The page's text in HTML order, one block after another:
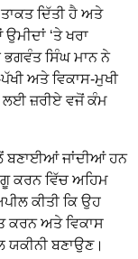
ਦਿੱਤੀ ਹੈ ਅਤੇ
‘ਤੇ ਖਰਾ
ਭਗਵੰਤ ਸਿੰਘ ਮਾਨ ਨੇ
ਅਤੇ ਵਿਕਾਸ-ਮੁਖੀ
ਲਈ ਜ਼ਰੀਏ ਵਜੋਂ ਕੰਮ
ਬਣਾਈਆਂ ਜਾਂਦੀਆਂ ਹਨ
ਕਰਨ ਵਿੱਚ ਅਹਿਮ
ਕੀਤੀ ਕਿ ਉਹ
ਕਰਨ ਅਤੇ ਵਿਕਾਸ
ਯਕੀਨੀ ਬਣਾਉਣ।